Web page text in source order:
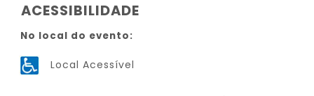
ACESSIBILIDADE
No local do evento:
Local Acessível